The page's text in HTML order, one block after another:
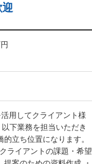
迎
用してクライアント様
下業務を担当いただき
立ち位置になります。
ライアントの課題・希望